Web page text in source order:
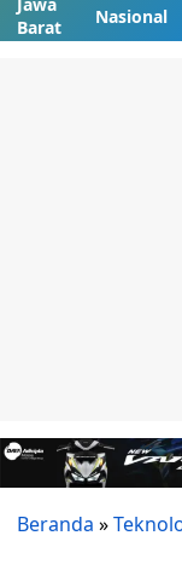
Barat
Nasional
Beranda »